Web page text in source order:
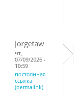
Jorgetaw
чт,
07/09/2026 -
10:59
постоянная
ссылка
(permalink)